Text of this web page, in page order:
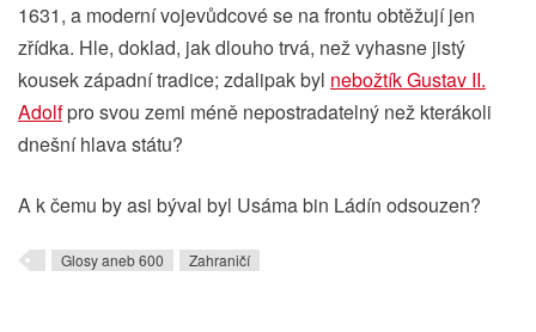
1631, a moderní vojevůdcové se na frontu obtěžují jen
zřídka. Hle, doklad, jak dlouho trvá, než vyhasne jistý
kousek západní tradice; zdalipak byl nebožtík Gustav II.
Adolfpro svou zemi méně nepostradatelný než kterákoli
dnešní hlava státu?
A k čemu by asi býval byl Usáma bin Ládín odsouzen?
Glosy aneb 600 Zahraničí